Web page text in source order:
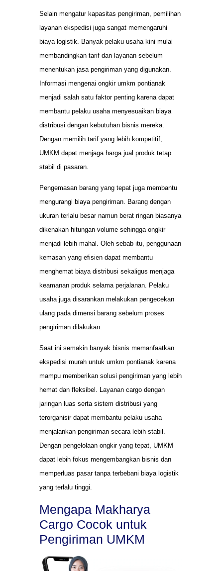
Selain mengatur kapasitas pengiriman, pemilihan
layanan ekspedisi juga sangat memengaruhi
biaya logistik. Banyak pelaku usaha kini mulai
membandingkan tarif dan layanan sebelum
menentukan jasa pengiriman yang digunakan.
Informasi mengenai ongkir umkm pontianak
menjadi salah satu faktor penting karena dapat
membantu pelaku usaha menyesuaikan biaya
distribusi dengan kebutuhan bisnis mereka.
Dengan memilih tarif yang lebih kompetitif,
UMKM dapat menjaga harga jual produk tetap
stabil di pasaran.
Pengemasan barang yang tepat juga membantu
mengurangi biaya pengiriman. Barang dengan
ukuran terlalu besar namun berat ringan biasanya
dikenakan hitungan volume sehingga ongkir
menjadi lebih mahal. Oleh sebab itu, penggunaan
kemasan yang efisien dapat membantu
menghemat biaya distribusi sekaligus menjaga
keamanan produk selama perjalanan. Pelaku
usaha juga disarankan melakukan pengecekan
ulang pada dimensi barang sebelum proses
pengiriman dilakukan.
Saat ini semakin banyak bisnis memanfaatkan
ekspedisi murah untuk umkm pontianak karena
mampu memberikan solusi pengiriman yang lebih
hemat dan fleksibel. Layanan cargo dengan
jaringan luas serta sistem distribusi yang
terorganisir dapat membantu pelaku usaha
menjalankan pengiriman secara lebih stabil.
Dengan pengelolaan ongkir yang tepat, UMKM
dapat lebih fokus mengembangkan bisnis dan
memperluas pasar tanpa terbebani biaya logistik
yang terlalu tinggi.
Mengapa Makharya
Cargo Cocok untuk
Pengiriman UMKM